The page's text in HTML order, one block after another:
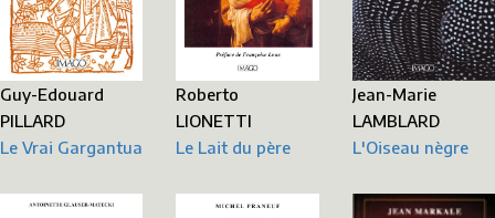
Guy-Edouard
PILLARD
Le Vrai Gargantua
Roberto
LIONETTI
Le Lait du père
Jean-Marie
LAMBLARD
L'Oiseau nègre